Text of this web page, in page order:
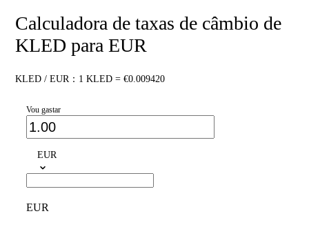
Calculadora de taxas de câmbio de
KLED para EUR
KLED / EUR：1 KLED = €0.009420
Vou gastar
EUR
EUR